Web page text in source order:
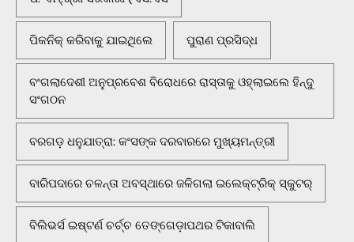
ପିକନିକ୍‌ କରିବାକୁ ଯାଇଥିଲେ ପୁରାଣ ପ୍ରସିଦ୍ଧ
ବଂଗଲାଦେଶୀ ଅନୁପ୍ରବେଶ ବିରୋଧରେ ରାସ୍ତାକୁ ଓହ୍ଲାଇଲେ ହିନ୍ଦୁ
ସଂଗଠନ
ବରଗଡ଼ ଧନୁଯାତ୍ରା: କଂସଙ୍କ ଦରବାରରେ ମୁଖ୍ୟମନ୍ତ୍ରୀ
ବାରିପଦାରେ ଚଳନ୍ତା ଅବସ୍ଥାରେ ଜଳିଗଲା ଇଲେକ୍ଟ୍ରିକ୍ ସ୍କୁଟର୍
ବିଲିଭର୍ସ ଇଷ୍ଟର୍ଣ ଚର୍ଚ୍ଚ ତେଙ୍ଗେଡ଼ାପଥର ଟିକାବାଲି